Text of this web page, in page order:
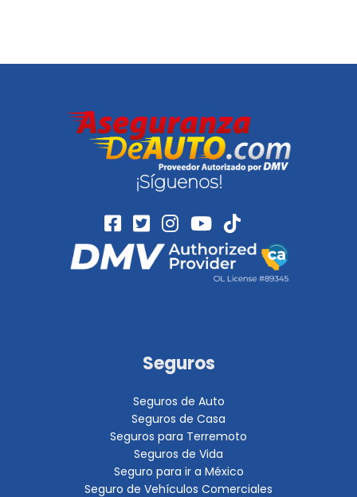
¡Síguenos!
Seguros
Seguros de Auto
Seguros de Casa
Seguros para Terremoto
Seguros de Vida
Seguro para ir a México
Seguro de Vehículos Comerciales